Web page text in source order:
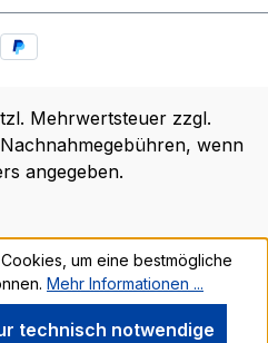
Mehrwertsteuer zzgl.
wenn
angegeben.
um eine bestmögliche
Mehr Informationen ...
technisch notwendige